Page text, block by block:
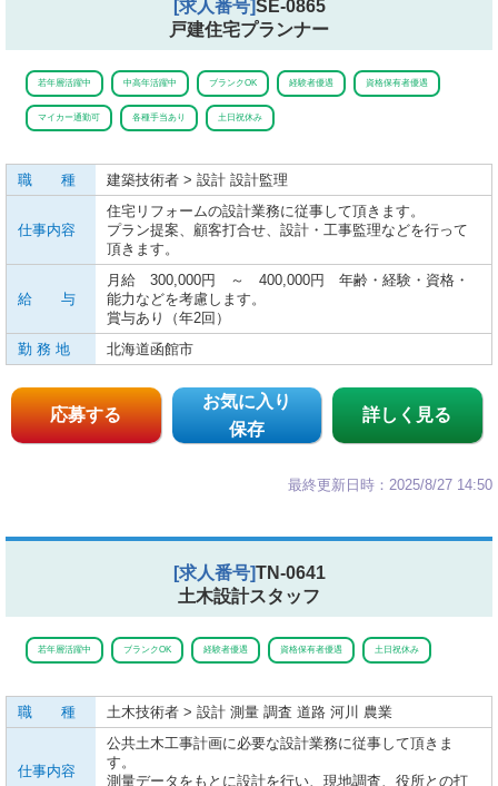
[求人番号]SE-0865
戸建住宅プランナー
若年層活躍中 中高年活躍中 ブランクOK 経験者優遇 資格保有者優遇
マイカー通勤可 各種手当あり 土日祝休み
職 種 建築技術者 > 設計 設計監理
仕事内容
住宅リフォームの設計業務に従事して頂きます。
プラン提案、顧客打合せ、設計・工事監理などを行って
頂きます。
給 与
月給 300,000円 ～ 400,000円 年齢・経験・資格・
能力などを考慮します。
賞与あり（年2回）
勤 務 地
北海道函館市
応募する
お気に入り
保存
詳しく見る
最終更新日時：2025/8/27 14:50
[求人番号]TN-0641
土木設計スタッフ
若年層活躍中 ブランクOK 経験者優遇 資格保有者優遇 土日祝休み
職 種 土木技術者 > 設計 測量 調査 道路 河川 農業
仕事内容
公共土木工事計画に必要な設計業務に従事して頂きま
す。
測量データをもとに設計を行い、現地調査、役所との打